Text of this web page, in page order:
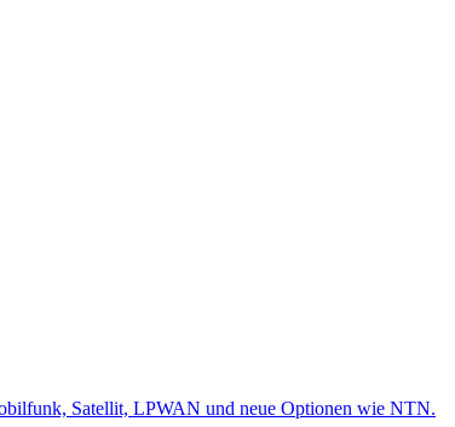
Satellit, LPWAN und neue Optionen wie NTN.